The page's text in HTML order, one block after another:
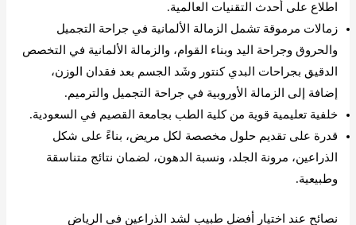
اطلاع على أحدث التقنيات العالمية.
زمالات مرموقة تشمل الزمالة الألمانية في جراحة التجميل
والحروق وجراحة اليد وبناء القوام، والزمالة الألمانية في التخصص
الدقيق بجراحات البدي كنتور وشَد الجسم بعد فقدان الوزن،
إضافة إلى الزمالة الأوروبية في جراحة التجميل والترميم.
خلفية تعليمية قوية من كلية الطب بجامعة القصيم في السعودية.
قدرة على تقديم حلول مخصصة لكل مريض، بناءً على شكل
الذراعين، مرونة الجلد، ونسبة الدهون، لضمان نتائج متناسقة
وطبيعية.
نصائح عند اختيار أفضل طبيب لشد الذراعين في الرياض